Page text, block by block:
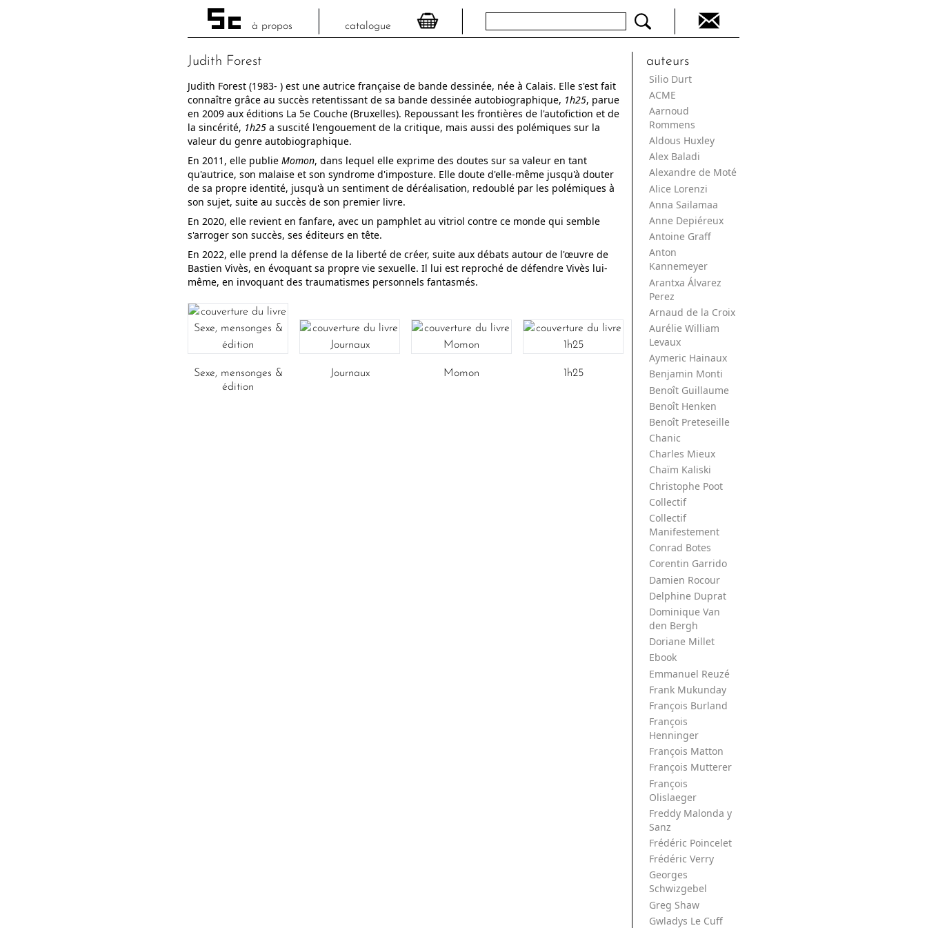
à propos catalogue
Judith Forest
Judith Forest (1983- ) est une autrice française de bande dessinée, née à Calais. Elle s'est fait
connaître grâce au succès retentissant de sa bande dessinée autobiographique, 1h25, parue
en 2009 aux éditions La 5e Couche (Bruxelles). Repoussant les frontières de l'autofiction et de
la sincérité, 1h25 a suscité l'engouement de la critique, mais aussi des polémiques sur la
valeur du genre autobiographique.
En 2011, elle publie Momon, dans lequel elle exprime des doutes sur sa valeur en tant
qu'autrice, son malaise et son syndrome d'imposture. Elle doute d'elle-même jusqu'à douter
de sa propre identité, jusqu'à un sentiment de déréalisation, redoublé par les polémiques à
son sujet, suite au succès de son premier livre.
En 2020, elle revient en fanfare, avec un pamphlet au vitriol contre ce monde qui semble
s'arroger son succès, ses éditeurs en tête.
En 2022, elle prend la défense de la liberté de créer, suite aux débats autour de l'œuvre de
Bastien Vivès, en évoquant sa propre vie sexuelle. Il lui est reproché de défendre Vivès lui-
même, en invoquant des traumatismes personnels fantasmés.
Sexe, mensonges &
édition
Journaux Momon 1h25
auteurs
Silio Durt
ACME
Aarnoud
Rommens
Aldous Huxley
Alex Baladi
Alexandre de Moté
Alice Lorenzi
Anna Sailamaa
Anne Depiéreux
Antoine Graff
Anton
Kannemeyer
Arantxa Álvarez
Perez
Arnaud de la Croix
Aurélie William
Levaux
Aymeric Hainaux
Benjamin Monti
Benoît Guillaume
Benoît Henken
Benoît Preteseille
Chanic
Charles Mieux
Chaïm Kaliski
Christophe Poot
Collectif
Collectif
Manifestement
Conrad Botes
Corentin Garrido
Damien Rocour
Delphine Duprat
Dominique Van
den Bergh
Doriane Millet
Ebook
Emmanuel Reuzé
Frank Mukunday
François Burland
François
Henninger
François Matton
François Mutterer
François
Olislaeger
Freddy Malonda y
Sanz
Frédéric Poincelet
Frédéric Verry
Georges
Schwizgebel
Greg Shaw
Gwladys Le Cuff